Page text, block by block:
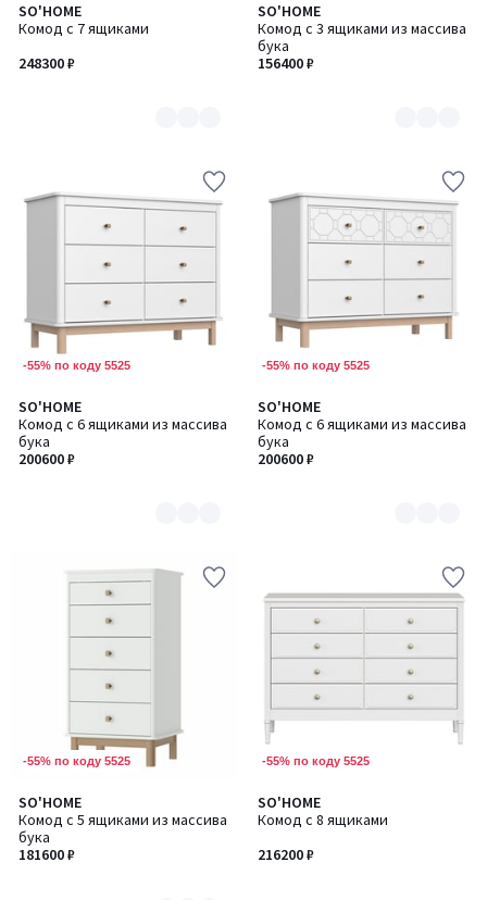
SO'HOME
Комод с 7 ящиками
248300 ₽
Количество
цветов:
6
SO'HOME
Комод с 3 ящиками из массива
бука
156400 ₽
Количество
цветов:
2
-55% по коду 5525
SO'HOME
Комод с 6 ящиками из массива
бука
200600 ₽
Количество
цветов:
2
-55% по коду 5525
SO'HOME
Комод с 6 ящиками из массива
бука
200600 ₽
Количество
цветов:
2
-55% по коду 5525
SO'HOME
Комод с 5 ящиками из массива
бука
181600 ₽
Количество
цветов:
2
-55% по коду 5525
SO'HOME
Комод с 8 ящиками
216200 ₽